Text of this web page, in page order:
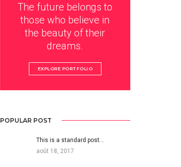
The future belongs to
those who believe in
the beauty of their
dreams.
EXPLORE PORTFOLIO
POPULAR POST
This is a standard post…
août 18, 2017